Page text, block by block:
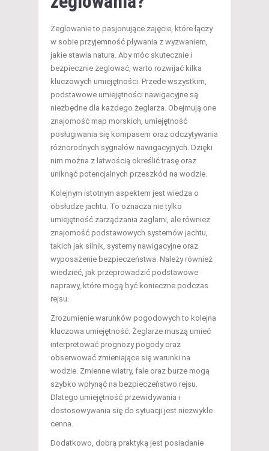
Żeglowanie to pasjonujące zajęcie, które łączy
w sobie przyjemność pływania z wyzwaniem,
jakie stawia natura. Aby móc skutecznie i
bezpiecznie żeglować, warto rozwijać kilka
kluczowych umiejętności. Przede wszystkim,
podstawowe umiejętności nawigacyjne są
niezbędne dla każdego żeglarza. Obejmują one
znajomość map morskich, umiejętność
posługiwania się kompasem oraz odczytywania
różnorodnych sygnałów nawigacyjnych. Dzięki
nim można z łatwością określić trasę oraz
uniknąć potencjalnych przeszkód na wodzie.
Kolejnym istotnym aspektem jest wiedza o
obsłudze jachtu. To oznacza nie tylko
umiejętność zarządzania żaglami, ale również
znajomość podstawowych systemów jachtu,
takich jak silnik, systemy nawigacyjne oraz
wyposażenie bezpieczeństwa. Należy również
wiedzieć, jak przeprowadzić podstawowe
naprawy, które mogą być konieczne podczas
rejsu.
Zrozumienie warunków pogodowych to kolejna
kluczowa umiejętność. Żeglarze muszą umieć
interpretować prognozy pogody oraz
obserwować zmieniające się warunki na
wodzie. Zmienne wiatry, fale oraz burze mogą
szybko wpłynąć na bezpieczeństwo rejsu.
Dlatego umiejętność przewidywania i
dostosowywania się do sytuacji jest niezwykle
cenna.
Dodatkowo, dobrą praktyką jest posiadanie